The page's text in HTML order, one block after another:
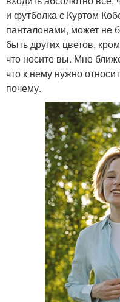
и футболка с Куртом
панталонами, может не
быть других цветов,
что носите вы. Мне
что к нему нужно
почему.